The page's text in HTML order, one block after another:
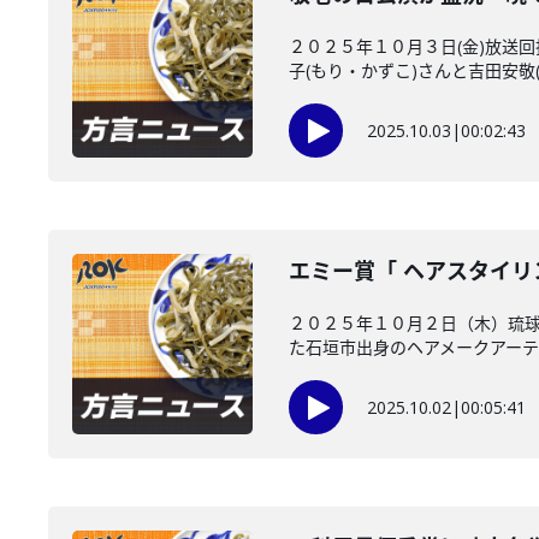
２０２５年１０月３日(金)放送
子(もり・かずこ)さんと吉田安
2025.10.03 |00:02:43
エミー賞「 ヘアスタイ
２０２５年１０月２日（木）琉
た石垣市出身のヘアメークアー
2025.10.02|00:05:41